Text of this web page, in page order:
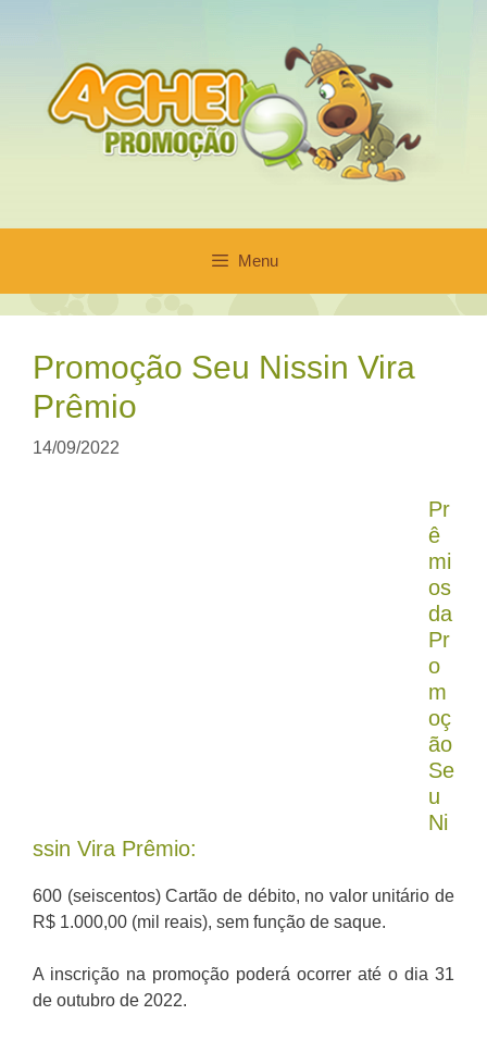
conteúdo
Menu
Promoção Seu Nissin Vira
Prêmio
14/09/2022
Pr
ê
mi
os
da
Pr
o
m
oç
ão
Se
u
Ni
ssin Vira Prêmio:
600 (seiscentos) Cartão de débito, no valor unitário de
R$ 1.000,00 (mil reais), sem função de saque.
A inscrição na promoção poderá ocorrer até o dia 31
de outubro de 2022.